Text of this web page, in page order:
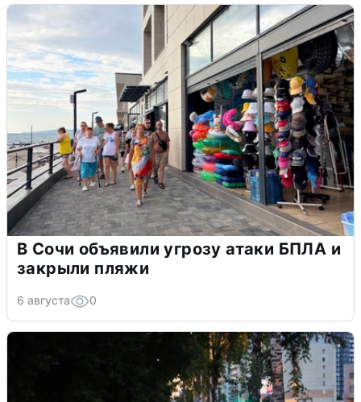
В Сочи объявили угрозу атаки БПЛА и
закрыли пляжи
6 августа 0